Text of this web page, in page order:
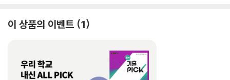
이 상품의 이벤트 1